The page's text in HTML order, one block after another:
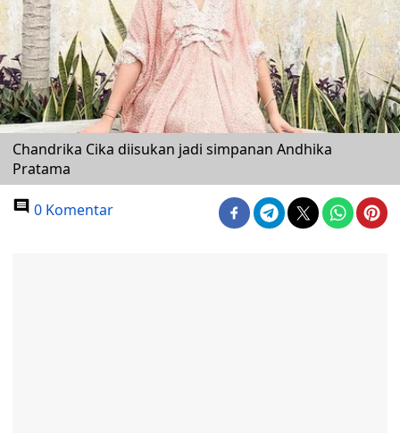
Chandrika Cika diisukan jadi simpanan Andhika
Pratama
0 Komentar